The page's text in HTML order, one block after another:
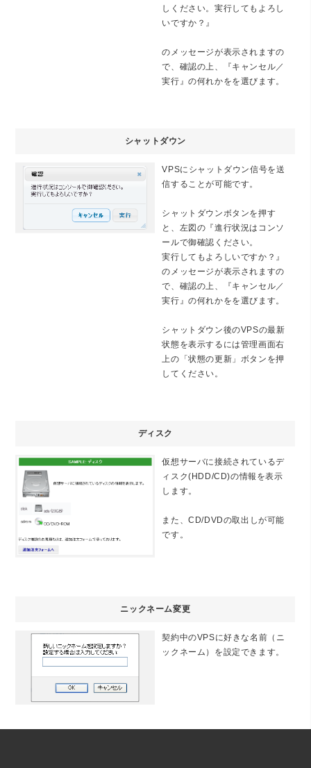
しください。実行してもよろし
いですか？』
のメッセージが表示されますの
で、確認の上、『キャンセル／
実行』の何れかをを選びます。
シャットダウン
VPSにシャットダウン信号を送
信することが可能です。
シャットダウンボタンを押す
と、左図の『進行状況はコンソ
ールで御確認ください。
実行してもよろしいですか？』
のメッセージが表示されますの
で、確認の上、『キャンセル／
実行』の何れかをを選びます。
シャットダウン後のVPSの最新
状態を表示するには管理画面右
上の「状態の更新」ボタンを押
してください。
ディスク
仮想サーバに接続されているデ
ィスク(HDD/CD)の情報を表示
します。
また、CD/DVDの取出しが可能
です。
ニックネーム変更
契約中のVPSに好きな名前（ニ
ックネーム）を設定できます。